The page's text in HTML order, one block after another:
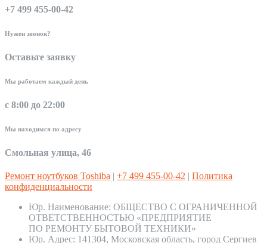
+7 499 455-00-42
Нужен звонок?
Оставьте заявку
Мы работаем каждый день
с 8:00 до 22:00
Мы находимся по адресу
Смольная улица, 46
Ремонт ноутбуков Toshiba | +7 499 455-00-42 | Политика
конфиденциальности
Юр. Наименование: ОБЩЕСТВО С ОГРАНИЧЕННОЙ
ОТВЕТСТВЕННОСТЬЮ «ПРЕДПРИЯТИЕ
ПО РЕМОНТУ БЫТОВОЙ ТЕХНИКИ»
Юр. Адрес: 141304, Московская область, город Сергиев